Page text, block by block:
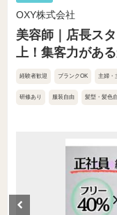
OXY株式会社
美容師｜店長ス
上！集客力があ
経験者歓迎 ブランクOK 主婦・
研修あり 服装自由 髪型・髪色